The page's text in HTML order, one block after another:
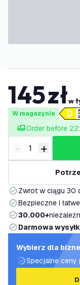
145złw
W magazynie
Order before
Zmniejsz ilość
- Zwiększ
+
Zwrot w ciągu 30
Bezpieczne i
30.000+
Darmowa
Wybierz dla
Specjalne ceny